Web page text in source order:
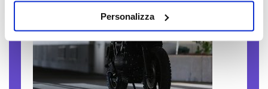
Personalizza